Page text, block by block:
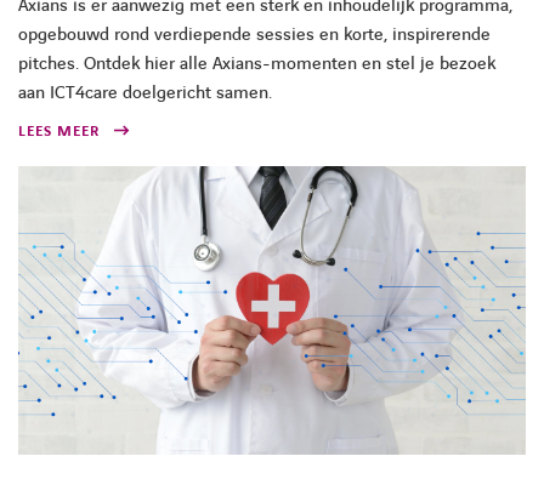
Axians is er aanwezig met een sterk en inhoudelijk programma,
opgebouwd rond verdiepende sessies en korte, inspirerende
pitches. Ontdek hier alle Axians-momenten en stel je bezoek
aan ICT4care doelgericht samen.
LEES MEER